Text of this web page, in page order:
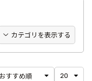
カテゴリを表示する